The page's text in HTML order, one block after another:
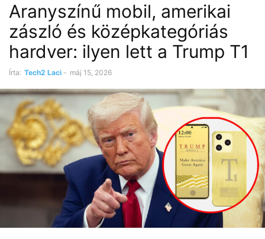
Aranyszínű mobil, amerikai
zászló és középkategóriás
hardver: ilyen lett a Trump T1
Írta: Tech2 Laci - máj 15, 2026